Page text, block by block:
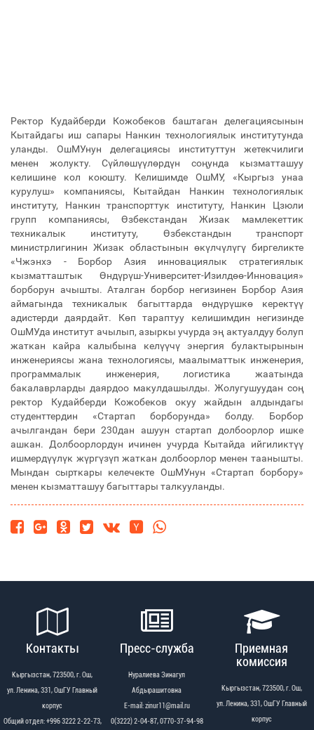
Ректор Кудайберди Кожобеков баштаган делегациясынын
Кытайдагы иш сапары Нанкин технологиялык институтунда
уланды. ОшМУнун делегациясы институттун жетекчилиги
менен жолукту. Сүйлөшүүлөрдүн соңунда кызматташуу
келишине кол коюшту. Келишимде ОшМУ, «Кыргыз унаа
курулуш» компаниясы, Кытайдан Нанкин технологиялык
институту, Нанкин транспорттук институту, Нанкин Цзюли
групп компаниясы, Өзбекстандан Жизак мамлекеттик
техникалык институту, Өзбекстандын транспорт
министрлигинин Жизак областынын өкүлчүлүгү биргеликте
«Чжэнхэ - Борбор Азия инновациялык стратегиялык
кызматташтык Өндүрүш-Университет-Изилдөө-Инновация»
борборун ачышты. Аталган борбор негизинен Борбор Азия
аймагында техникалык багыттарда өндүрүшкө керектүү
адистерди даярдайт. Көп тараптуу келишимдин негизинде
ОшМУда институт ачылып, азыркы учурда эң актуалдуу болуп
жаткан кайра калыбына келүүчү энергия булактырынын
инженериясы жана технологиясы, маалыматтык инженерия,
программалык инженерия, логистика жаатында
бакалаврларды даярдоо макулдашылды. Жолугушуудан соң
ректор Кудайберди Кожобеков окуу жайдын алдындагы
студенттердин «Стартап борборунда» болду. Борбор
ачылгандан бери 230дан ашуун стартап долбоорлор ишке
ашкан. Долбоорлордун ичинен учурда Кытайда ийгиликтүү
ишмердүүлүк жүргүзүп жаткан долбоорлор менен таанышты.
Мындан сырткары келечекте ОшМУнун «Стартап борбору»
менен кызматташуу багыттары талкууланды.
Контакты
Кыргызстан, 723500, г. Ош,
ул. Ленина, 331, ОшГУ Главный
корпус
Общий отдел: +996 3222 2-22-73,
Пресс-служба
Нуралиева Зинагул
Абдырашитовна
Е-mail: zinur11@mail.ru
0(3222) 2-04-87, 0770-37-94-98
Приемная
комиссия
Кыргызстан, 723500, г. Ош,
ул. Ленина, 331, ОшГУ Главный
корпус